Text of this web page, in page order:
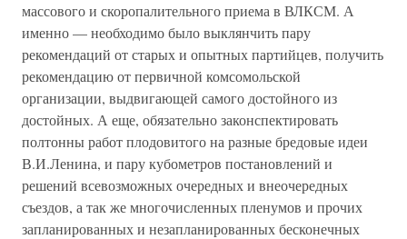
массового и скоропалительного приема в ВЛКСМ. А
именно — необходимо было выклянчить пару
рекомендаций от старых и опытных партийцев, получить
рекомендацию от первичной комсомольской
организации, выдвигающей самого достойного из
достойных. А еще, обязательно законспектировать
полтонны работ плодовитого на разные бредовые идеи
В.И.Ленина, и пару кубометров постановлений и
решений всевозможных очередных и внеочередных
съездов, а так же многочисленных пленумов и прочих
запланированных и незапланированных бесконечных